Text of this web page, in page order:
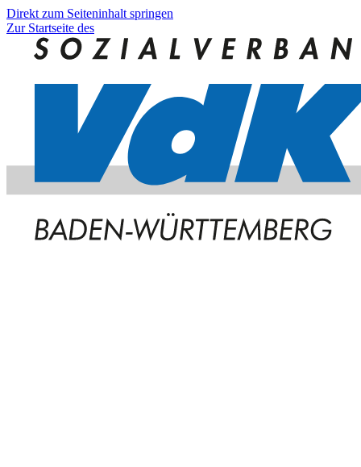
Direkt zum Seiteninhalt springen
Zur Startseite des